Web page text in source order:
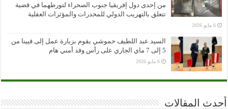
من إحدى دول إفريقيا جنوب الصحراء لتورطهما في قضية
تتعلق بالتهريب الدولي للمخدرات والمؤثرات العقلية
6 مايو 2026
السيد عبد اللطيف حموشي يقوم بزيارة عمل إلى فيينا من
5 إلى 7 ماي الجاري على رأس وفد أمني هام
6 مايو 2026
أحدث المقالات